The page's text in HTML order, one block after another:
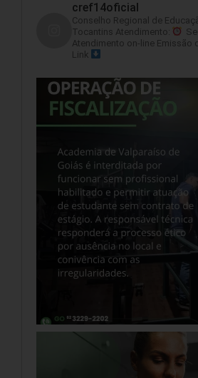
cref14oficial
Conselho Regional de
Tocantins Atendimento:
Atendimento on-line Emissão
Link